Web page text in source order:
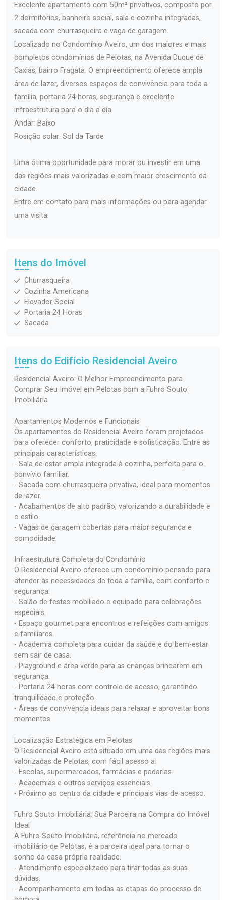
Excelente apartamento com 50m² privativos, composto por
2 dormitórios, banheiro social, sala e cozinha integradas,
sacada com churrasqueira e vaga de garagem.
Localizado no Condomínio Aveiro, um dos maiores e mais
completos condomínios de Pelotas, na Avenida Duque de
Caxias, bairro Fragata. O empreendimento oferece ampla
área de lazer, diversos espaços de convivência para toda a
família, portaria 24 horas, segurança e excelente
infraestrutura para o dia a dia.
Andar: Baixo
Posição solar: Sol da Tarde
Uma ótima oportunidade para morar ou investir em uma
das regiões mais valorizadas e com maior crescimento da
cidade.
Entre em contato para mais informações ou para agendar
uma visita.
Itens do Imóvel
Churrasqueira
Cozinha Americana
Elevador Social
Portaria 24 Horas
Sacada
Itens do Edifício Residencial Aveiro
Residencial Aveiro: O Melhor Empreendimento para
Comprar Seu Imóvel em Pelotas com a Fuhro Souto
Imobiliária
Apartamentos Modernos e Funcionais
Os apartamentos do Residencial Aveiro foram projetados
para oferecer conforto, praticidade e sofisticação. Entre as
principais características:
- Sala de estar ampla integrada à cozinha, perfeita para o
convívio familiar.
- Sacada com churrasqueira privativa, ideal para momentos
de lazer.
- Acabamentos de alto padrão, valorizando a durabilidade e
o estilo.
- Vagas de garagem cobertas para maior segurança e
comodidade.
Infraestrutura Completa do Condomínio
O Residencial Aveiro oferece um condomínio pensado para
atender às necessidades de toda a família, com conforto e
segurança:
- Salão de festas mobiliado e equipado para celebrações
especiais.
- Espaço gourmet para encontros e refeições com amigos
e familiares.
- Academia completa para cuidar da saúde e do bem-estar
sem sair de casa.
- Playground e área verde para as crianças brincarem em
segurança.
- Portaria 24 horas com controle de acesso, garantindo
tranquilidade e proteção.
- Áreas de convivência ideais para relaxar e aproveitar bons
momentos.
Localização Estratégica em Pelotas
O Residencial Aveiro está situado em uma das regiões mais
valorizadas de Pelotas, com fácil acesso a:
- Escolas, supermercados, farmácias e padarias.
- Academias e outros serviços essenciais.
- Próximo ao centro da cidade e principais vias de acesso.
Fuhro Souto Imobiliária: Sua Parceira na Compra do Imóvel
Ideal
A Fuhro Souto Imobiliária, referência no mercado
imobiliário de Pelotas, é a parceira ideal para tornar o
sonho da casa própria realidade.
- Atendimento especializado para tirar todas as suas
dúvidas.
- Acompanhamento em todas as etapas do processo de